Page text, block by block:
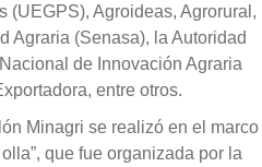
(UEGPS), Agroideas, Agrorural,
Agraria (Senasa), la Autoridad
de Innovación Agraria
entre otros.
Minagri se realizó en el marco
que fue organizada por la